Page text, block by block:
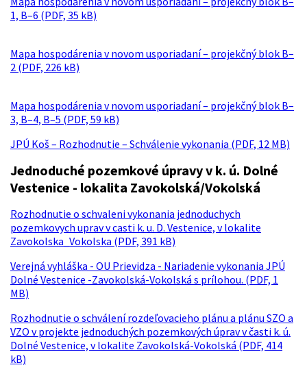
1, B–6 (PDF, 35 kB)
Mapa hospodárenia v novom usporiadaní – projekčný blok B–
2 (PDF, 226 kB)
Mapa hospodárenia v novom usporiadaní – projekčný blok B–
3, B–4, B–5 (PDF, 59 kB)
JPÚ Koš – Rozhodnutie – Schválenie vykonania (PDF, 12 MB)
Jednoduché pozemkové úpravy v k. ú. Dolné
Vestenice - lokalita Zavokolská/Vokolská
Rozhodnutie o schvaleni vykonania jednoduchych
pozemkovych uprav v casti k. u. D. Vestenice, v lokalite
Zavokolska_Vokolska (PDF, 391 kB)
Verejná vyhláška - OU Prievidza - Nariadenie vykonania JPÚ
Dolné Vestenice -Zavokolská-Vokolská s prílohou. (PDF, 1
MB)
Rozhodnutie o schválení rozdeľovacieho plánu a plánu SZO a
VZO v projekte jednoduchých pozemkových úprav v časti k. ú.
Dolné Vestenice, v lokalite Zavokolská-Vokolská (PDF, 414
kB)